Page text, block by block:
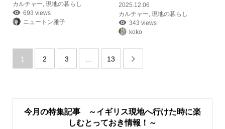
カルチャー, 現地の暮らし
693 views
ニュートン雅子
2025.12.06
カルチャー,現地の暮らし
343 views
koko
1 2 3 … 13 
今月の特集記事 ～イギリス現地へ行けた時に楽
しむとっておき情報！～